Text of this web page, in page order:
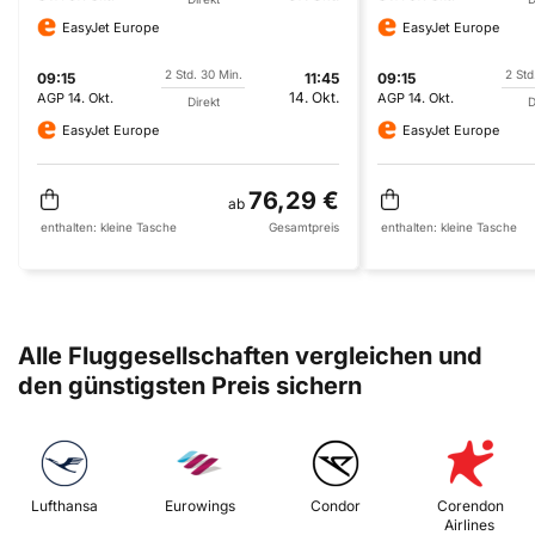
EasyJet Europe
09:15
AGP 14. Okt.
2 Std. 30 Min.
Direkt
11:45
14. Okt.
EasyJet Europe
ab 76,29 €
enthalten: kleine Tasche Gesamtpreis
EasyJet Europe
09:15
AGP 14. Okt.
2
EasyJet Europe
enthalten: kleine Tasche
Alle Fluggesellschaften vergleichen und
den günstigsten Preis sichern
Lufthansa Eurowings Condor
Corendon
Airlines